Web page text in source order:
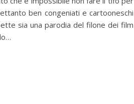
ben congeniati e cartooneschi
sia una parodia del filone dei film